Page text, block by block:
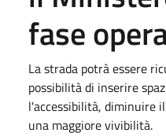
fase
La strada potrà essere
possibilità di inserire
l'accessibilità, diminuire
una maggiore vivibilità.